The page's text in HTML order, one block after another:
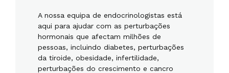
A nossa equipa de endocrinologistas está
aqui para ajudar com as perturbações
hormonais que afectam milhões de
pessoas, incluindo diabetes, perturbações
da tiroide, obesidade, infertilidade,
perturbações do crescimento e cancro